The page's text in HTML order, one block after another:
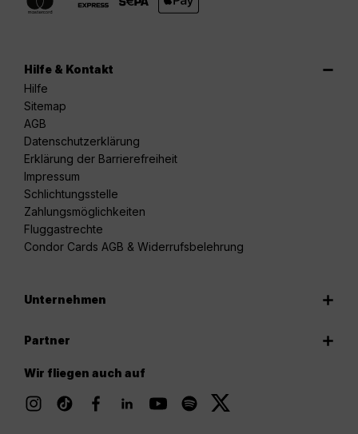
Hilfe & Kontakt
Hilfe
Sitemap
AGB
Datenschutzerklärung
Erklärung der Barrierefreiheit
Impressum
Schlichtungsstelle
Zahlungsmöglichkeiten
Fluggastrechte
Condor Cards AGB & Widerrufsbelehrung
Unternehmen
Partner
Wir fliegen auch auf